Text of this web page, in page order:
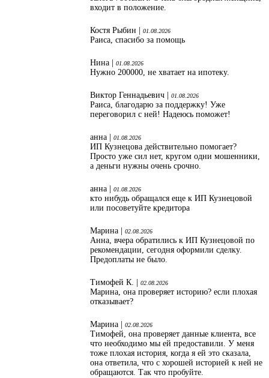
входит в положение.
Костя Рыбин | 01.08.2026
Раиса, спасибо за помощь
Нина | 01.08.2026
Нужно 200000, не хватает на ипотеку.
Виктор Геннадьевич | 01.08.2026
Раиса, благодарю за поддержку! Уже
переговорил с ней! Надеюсь поможет!
анна | 01.08.2026
ИП Кузнецова действительно помогает?
Просто уже сил нет, кругом одни мошенники,
а деньги нужны очень срочно.
анна | 01.08.2026
кто нибудь обращался еще к ИП Кузнецовой
или посоветуйте кредитора
Марина | 02.08.2026
Анна, вчера обратились к ИП Кузнецовой по
рекомендации, сегодня оформили сделку.
Предоплаты не было.
Тимофей К. | 02.08.2026
Марина, она проверяет историю? если плохая
отказывает?
Марина | 02.08.2026
Тимофей, она проверяет данные клиента, все
что необходимо мы ей предоставили. У меня
тоже плохая история, когда я ей это сказала,
она ответила, что с хорошей историей к ней не
обращаются. Так что пробуйте.